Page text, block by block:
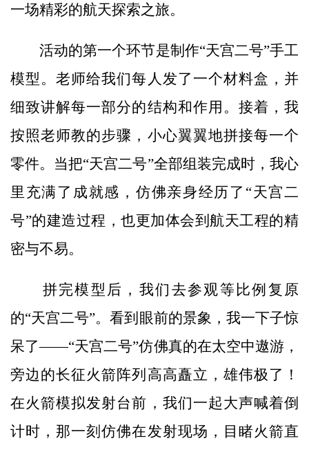
一场精彩的航天探索之旅。
活动的第一个环节是制作“天宫二号”手工
模型。老师给我们每人发了一个材料盒，并
细致讲解每一部分的结构和作用。接着，我
按照老师教的步骤，小心翼翼地拼接每一个
零件。当把“天宫二号”全部组装完成时，我心
里充满了成就感，仿佛亲身经历了“天宫二
号”的建造过程，也更加体会到航天工程的精
密与不易。
拼完模型后，我们去参观等比例复原
的“天宫二号”。看到眼前的景象，我一下子惊
呆了——“天宫二号”仿佛真的在太空中遨游，
旁边的长征火箭阵列高高矗立，雄伟极了！
在火箭模拟发射台前，我们一起大声喊着倒
计时，那一刻仿佛在发射现场，目睹火箭直